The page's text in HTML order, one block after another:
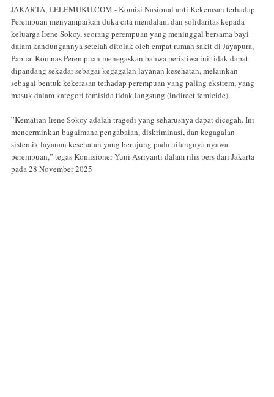
JAKARTA, LELEMUKU.COM - Komisi Nasional anti Kekerasan terhadap
Perempuan menyampaikan duka cita mendalam dan solidaritas kepada
keluarga Irene Sokoy, seorang perempuan yang meninggal bersama bayi
dalam kandungannya setelah ditolak oleh empat rumah sakit di Jayapura,
Papua. Komnas Perempuan menegaskan bahwa peristiwa ini tidak dapat
dipandang sekadar sebagai kegagalan layanan kesehatan, melainkan
sebagai bentuk kekerasan terhadap perempuan yang paling ekstrem, yang
masuk dalam kategori femisida tidak langsung (indirect femicide).
”Kematian Irene Sokoy adalah tragedi yang seharusnya dapat dicegah. Ini
mencerminkan bagaimana pengabaian, diskriminasi, dan kegagalan
sistemik layanan kesehatan yang berujung pada hilangnya nyawa
perempuan,” tegas Komisioner Yuni Asriyanti dalam rilis pers dari Jakarta
pada 28 November 2025